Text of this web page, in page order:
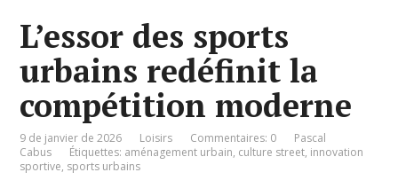
L’essor des sports
urbains redéfinit la
compétition moderne
9 de janvier de 2026 Loisirs Commentaires: 0
Pascal
Cabus
Étiquettes: aménagement urbain, culture street, innovation
sportive, sports urbains